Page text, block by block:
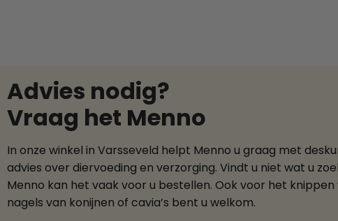
Advies nodig?
Vraag het Menno
In onze winkel in Varsseveld helpt Menno u graag met
advies over diervoeding en verzorging. Vindt u niet wat u
Menno kan het vaak voor u bestellen. Ook voor het knippen
nagels van konijnen of cavia’s bent u welkom.